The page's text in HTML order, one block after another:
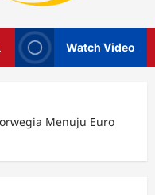
Watch Video
Menuju Euro